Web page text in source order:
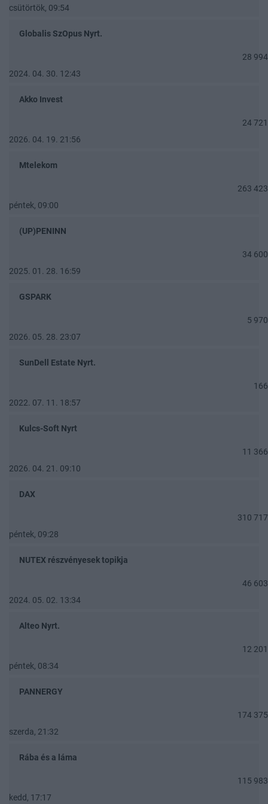
csütörtök, 09:54
Globalis SzOpus Nyrt.
28 994
2024. 04. 30. 12:43
Akko Invest
24 721
2026. 04. 19. 21:56
Mtelekom
263 423
péntek, 09:00
(UP)PENINN
34 600
2025. 01. 28. 16:59
GSPARK
5 970
2026. 05. 28. 23:07
SunDell Estate Nyrt.
166
2022. 07. 11. 18:57
Kulcs-Soft Nyrt
11 366
2026. 04. 21. 09:10
DAX
310 717
péntek, 09:28
NUTEX részvényesek topikja
46 603
2024. 05. 02. 13:34
Alteo Nyrt.
12 201
péntek, 08:34
PANNERGY
174 375
szerda, 21:32
Rába és a láma
115 983
kedd, 17:17